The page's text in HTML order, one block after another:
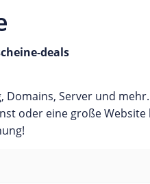
Domains, Server und
oder eine große